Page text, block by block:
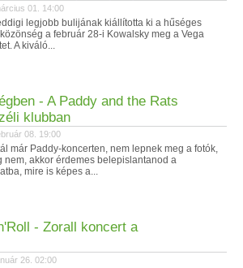
01. 14:00
legjobb bulijának kiállította ki a hűséges
a február 28-i Kowalsky meg a Vega
A kiváló...
- A Paddy and the Rats
klubban
08. 19:00
már Paddy-koncerten, nem lepnek meg a fotók,
nem, akkor érdemes belepislantanod a
mire is képes a...
- Zorall koncert a
26. 02:00